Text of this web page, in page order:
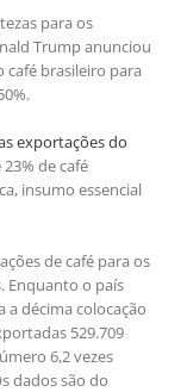
para os
Trump anunciou
café brasileiro para
exportações do
de café
insumo essencial
de café para os
Enquanto o país
a décima colocação
529.709
6,2 vezes
dados são do